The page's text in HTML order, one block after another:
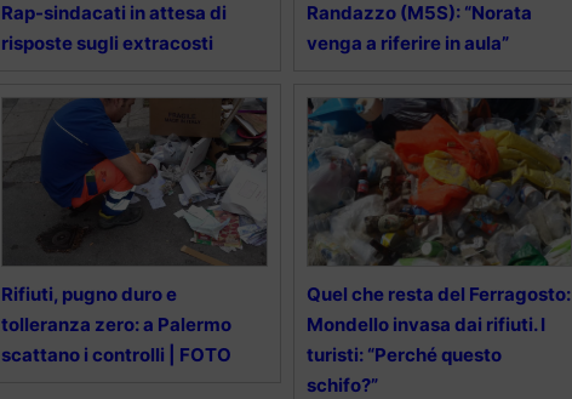
Rap-sindacati in attesa di
risposte sugli extracosti
Randazzo (M5S): “Norata
venga a riferire in aula”
Rifiuti, pugno duro e
tolleranza zero: a Palermo
scattano i controlli | FOTO
Quel che resta del Ferragosto:
Mondello invasa dai rifiuti. I
turisti: “Perché questo
schifo?”